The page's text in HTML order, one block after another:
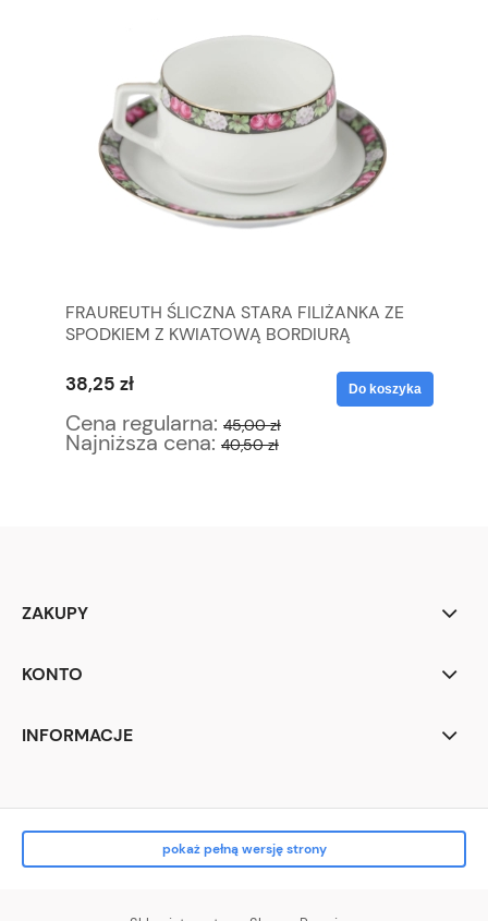
FRAUREUTH ŚLICZNA STARA FILIŻANKA ZE
SPODKIEM Z KWIATOWĄ BORDIURĄ
38,25 zł
Cena regularna: 45,00 zł
Najniższa cena: 40,50 zł
Do koszyka
ZAKUPY
KONTO
INFORMACJE
pokaż pełną wersję strony